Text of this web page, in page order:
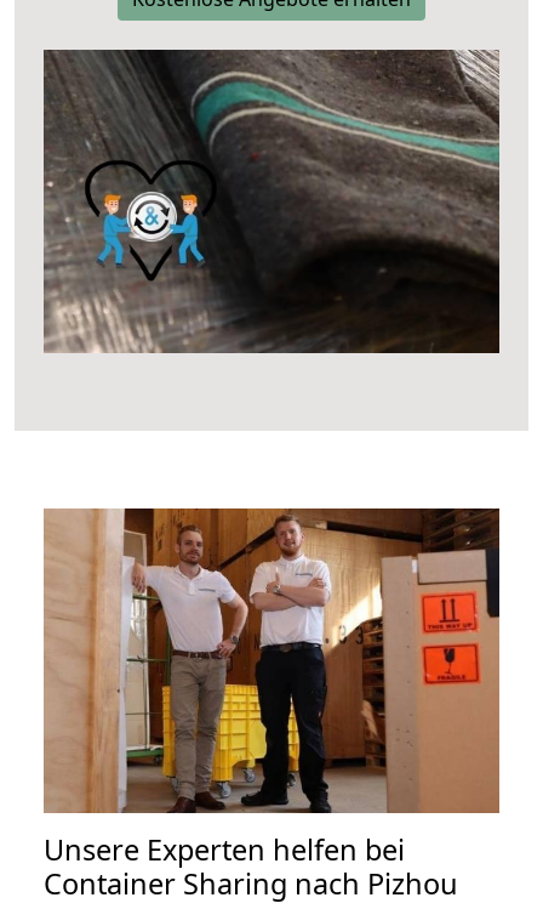
Unsere Experten helfen bei
Container Sharing nach Pizhou